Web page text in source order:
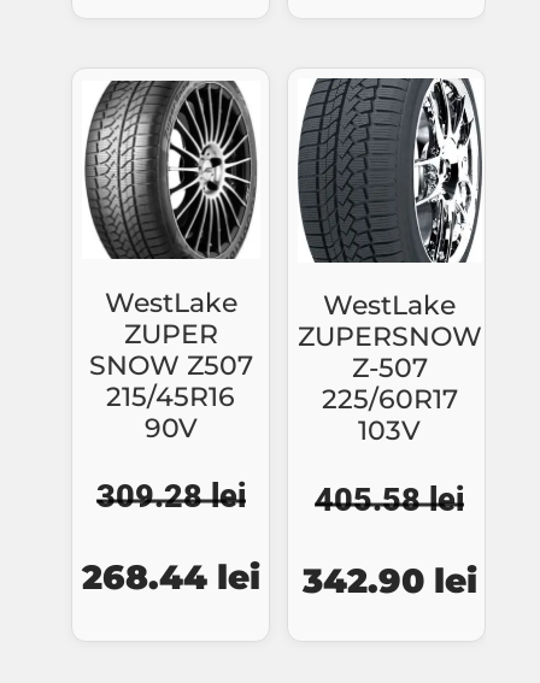
a
fost:
537.30 lei.
este:
513.21 lei.
a
fost:
360.20 lei.
WestLake
ZUPER
SNOW Z507
215/45R16
90V
309.28lei
inițial
a
268.44 lei
curent
este:
WestLake
ZUPERSNOW
Z-507
225/60R17
103V
405.58lei
inițial
a
342.90 lei